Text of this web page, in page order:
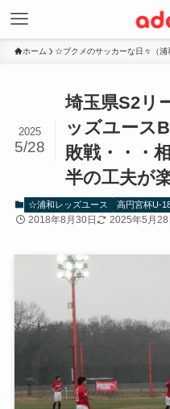
ホーム ☆ブクメのサッカーな日々（浦
埼玉県S2リ
ッズユース
敗戦・・・
半の工夫が
2025
5/28
☆浦和レッズユース 高円宮杯U-
2018年8月30日 2025年5月28